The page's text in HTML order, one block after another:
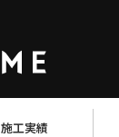
施工実績